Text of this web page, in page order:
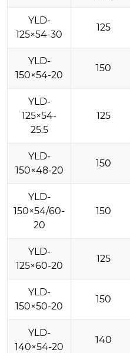
YLD-
125×54-30
125
YLD-
150×54-20
150
YLD-
125×54-
25.5
125
YLD-
150×48-20
150
YLD-
150×54/60-
20
150
YLD-
125×60-20
125
YLD-
150×50-20
150
YLD-
140×54-20
140